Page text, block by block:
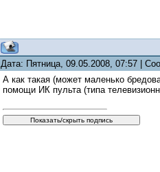
Дата: Пятница, 09.05.2008, 07:57 |
А как такая (может маленько
помощи ИК пульта (типа